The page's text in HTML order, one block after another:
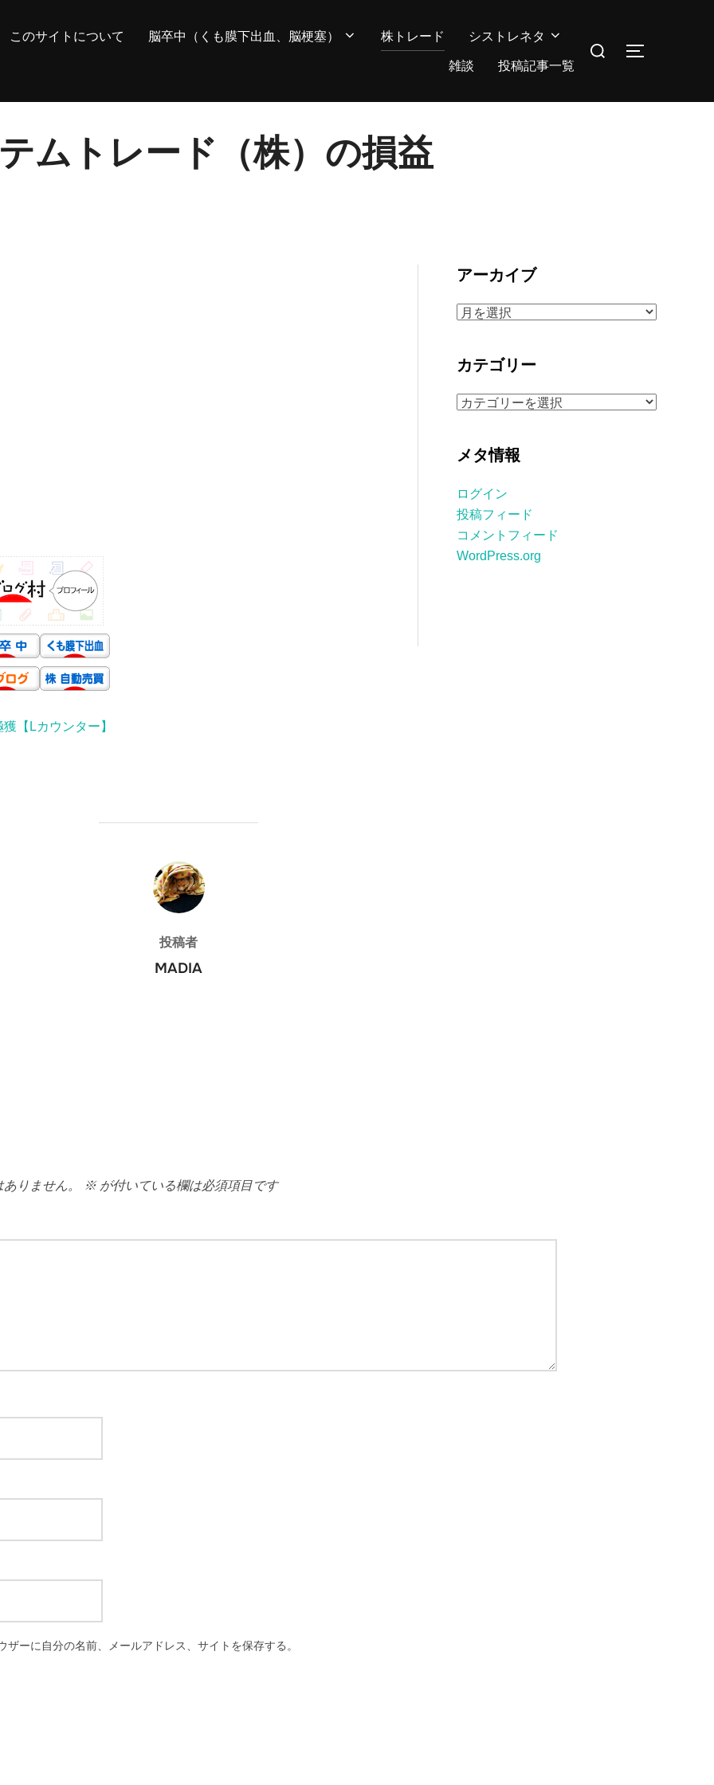
このサイトについて 脳卒中（くも膜下出血、脳梗塞） 株トレード
シストレネタ
雑談
投稿記事一覧
検
サイドバー
トレード（株）の損益
【Lカウンター】
アーカイブ
ア
イ
ブ
カテゴリー
カ
リ
メタ情報
ログイン
投稿フィード
コメントフィード
WordPress.org
投稿者
投稿者
MADIA
りません。 ※ が付いている欄は必須項目です
ーに自分の名前、メールアドレス、サイトを保存する。